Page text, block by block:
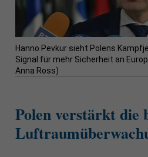
Hanno Pevkur sieht Polens
Signal für mehr Sicherheit an
Anna Ross)
Polen verstärkt die